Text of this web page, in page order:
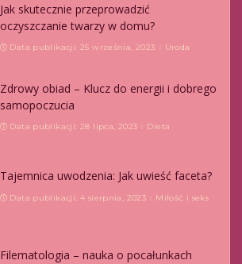
Jak skutecznie przeprowadzić
oczyszczanie twarzy w domu?
Data publikacji: 25 września, 2023 Uroda
Zdrowy obiad – Klucz do energii i dobrego
samopoczucia
Data publikacji: 28 lipca, 2023 Dieta
Tajemnica uwodzenia: Jak uwieść faceta?
Data publikacji: 4 sierpnia, 2023 Miłość i seks
Filematologia – nauka o pocałunkach